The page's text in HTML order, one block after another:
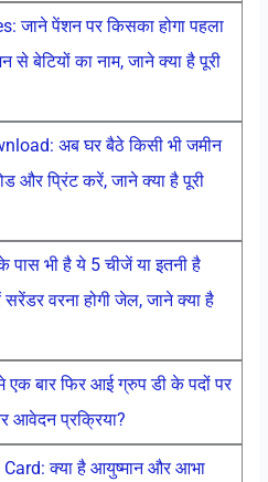
जाने पेंशन पर किसका होगा पहला
से बेटियों का नाम, जाने क्या है पूरी
अब घर बैठे किसी भी जमीन
और प्रिंट करें, जाने क्या है पूरी
भी है ये 5 चीजें या इतनी है
वरना होगी जेल, जाने क्या है
बार फिर आई ग्रुप डी के पदों पर
आवेदन प्रक्रिया?
क्या है आयुष्मान और आभा